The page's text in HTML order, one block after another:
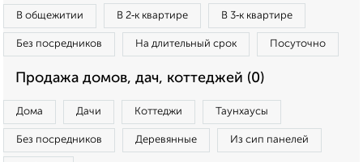
В общежитии В 2‑к квартире В 3‑к квартире
Без посредников На длительный срок Посуточно
Продажа домов, дач, коттеджей (0)
Дома Дачи Коттеджи Таунхаусы
Без посредников Деревянные Из сип панелей